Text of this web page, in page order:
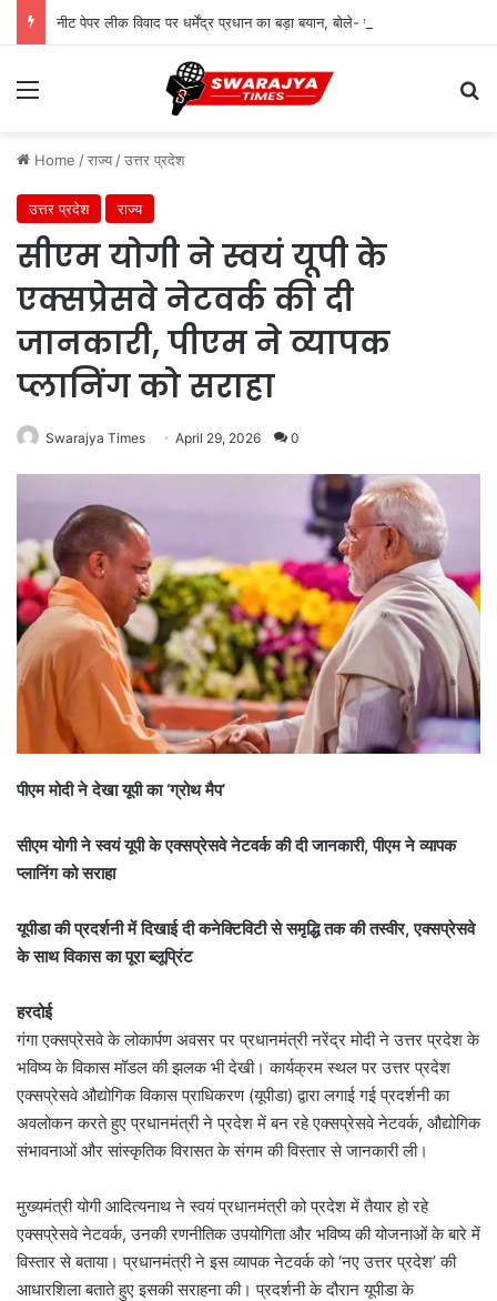
Menu
Home /राज्य /उत्तर प्रदेश
उत्तर प्रदेश राज्य
सीएम योगी ने स्वयं यूपी के
एक्सप्रेसवे नेटवर्क की दी
जानकारी, पीएम ने व्यापक
प्लानिंग को सराहा
Swarajya Times April 29, 2026 0
पीएम मोदी ने देखा यूपी का ‘ग्रोथ मैप’
सीएम योगी ने स्वयं यूपी के एक्सप्रेसवे नेटवर्क की दी जानकारी, पीएम ने व्यापक
प्लानिंग को सराहा
यूपीडा की प्रदर्शनी में दिखाई दी कनेक्टिविटी से समृद्धि तक की तस्वीर, एक्सप्रेसवे
के साथ विकास का पूरा ब्लूप्रिंट
हरदोई
गंगा एक्सप्रेसवे के लोकार्पण अवसर पर प्रधानमंत्री नरेंद्र मोदी ने उत्तर प्रदेश के
भविष्य के विकास मॉडल की झलक भी देखी। कार्यक्रम स्थल पर उत्तर प्रदेश
एक्सप्रेसवे औद्योगिक विकास प्राधिकरण (यूपीडा) द्वारा लगाई गई प्रदर्शनी का
अवलोकन करते हुए प्रधानमंत्री ने प्रदेश में बन रहे एक्सप्रेसवे नेटवर्क, औद्योगिक
संभावनाओं और सांस्कृतिक विरासत के संगम की विस्तार से जानकारी ली।
मुख्यमंत्री योगी आदित्यनाथ ने स्वयं प्रधानमंत्री को प्रदेश में तैयार हो रहे
एक्सप्रेसवे नेटवर्क, उनकी रणनीतिक उपयोगिता और भविष्य की योजनाओं के बारे में
विस्तार से बताया। प्रधानमंत्री ने इस व्यापक नेटवर्क को ‘नए उत्तर प्रदेश’ की
आधारशिला बताते हुए इसकी सराहना की। प्रदर्शनी के दौरान यूपीडा के